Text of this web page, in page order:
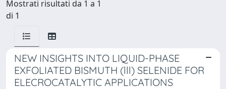
Mostrati risultati da 1 a 1
di 1
NEW INSIGHTS INTO LIQUID-PHASE
EXFOLIATED BISMUTH (lll) SELENIDE FOR
ELECROCATALYTIC APPLICATIONS